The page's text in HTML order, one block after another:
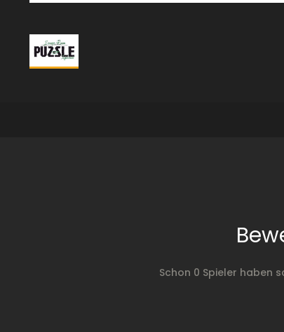
Schon 0 Spieler haben